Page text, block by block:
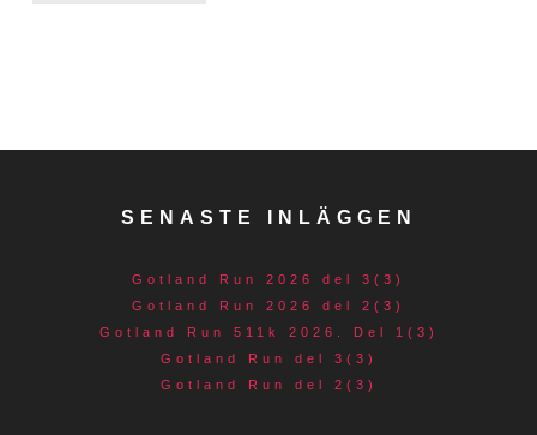
SENASTE INLÄGGEN
Gotland Run 2026 del 3(3)
Gotland Run 2026 del 2(3)
Gotland Run 511k 2026. Del 1(3)
Gotland Run del 3(3)
Gotland Run del 2(3)